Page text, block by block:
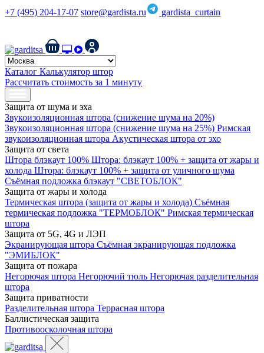
+7 (495) 204-17-07 store@gardista.ru
gardista_curtain
Каталог Калькулятор штор
Рассчитать стоимость за 1 минуту
Защита от шума и эха
Звукоизоляционная штора (снижение шума на 20%)
Звукоизоляционная штора (снижение шума на 25%) Римская
звукоизоляционная штора Акустическая штора от эхо
Защита от света
Штора блэкаут 100% Штора: блэкаут 100% + защита от жары и
холода Штора: блэкаут 100% + защита от уличного шума
Съёмная подложка блэкаут "СВЕТОБЛОК"
Защита от жары и холода
Термическая штора (защита от жары и холода) Съёмная
термическая подложка "ТЕРМОБЛОК" Римская термическая
штора
Защита от 5G, 4G и ЛЭП
Экранирующая штора Съёмная экранирующая подложка
"ЭМИБЛОК"
Защита от пожара
Негорючая штора Негорючий тюль Негорючая разделительная
штора
Защита приватности
Разделительная штора Террасная штора
Баллистическая защита
Противоосколочная штора